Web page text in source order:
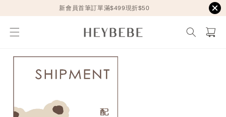
新會員首筆訂單滿$499現折$50